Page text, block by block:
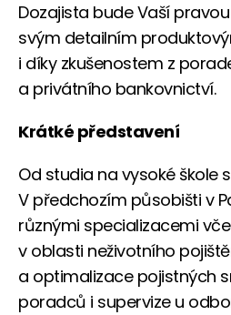
Dozajista bude Vaší
svým detailním
i díky zkušenostem z
a privátního bankovnictví.
Krátké představení
Od studia na vysoké škole
V předchozím působišti v
různými specializacemi
v oblasti neživotního
a optimalizace pojistných
poradců i supervize u